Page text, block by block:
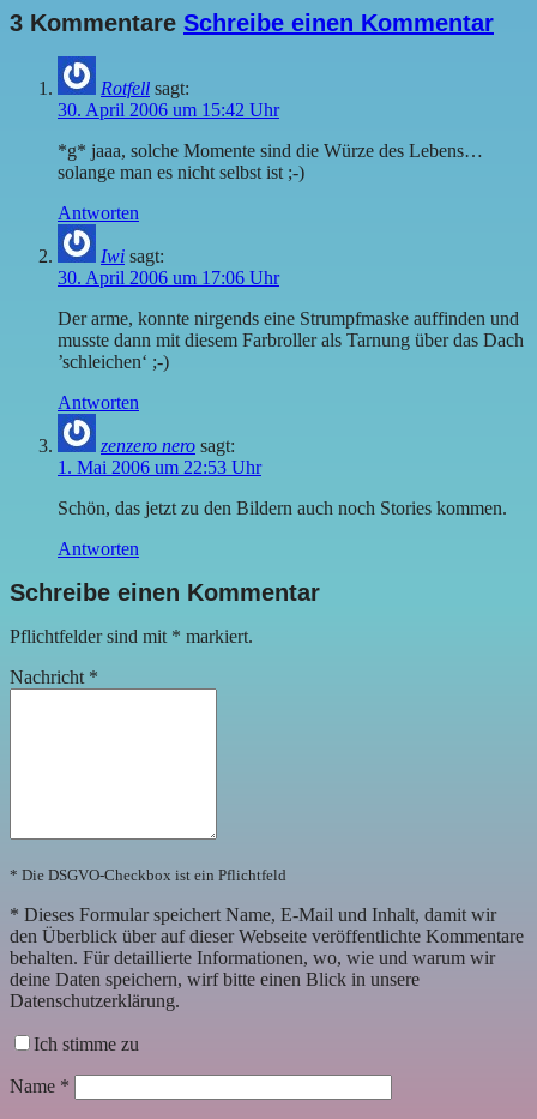
3 Kommentare Schreibe einen Kommentar
Rotfell sagt:
30. April 2006 um 15:42 Uhr
*g* jaaa, solche Momente sind die Würze des Lebens…
solange man es nicht selbst ist ;-)
Antworten
Iwi sagt:
30. April 2006 um 17:06 Uhr
Der arme, konnte nirgends eine Strumpfmaske auffinden und
musste dann mit diesem Farbroller als Tarnung über das Dach
’schleichen‘ ;-)
Antworten
zenzero nero sagt:
1. Mai 2006 um 22:53 Uhr
Schön, das jetzt zu den Bildern auch noch Stories kommen.
Antworten
Schreibe einen Kommentar
Pflichtfelder sind mit * markiert.
Nachricht *
* Die DSGVO-Checkbox ist ein Pflichtfeld
* Dieses Formular speichert Name, E-Mail und Inhalt, damit wir
den Überblick über auf dieser Webseite veröffentlichte Kommentare
behalten. Für detaillierte Informationen, wo, wie und warum wir
deine Daten speichern, wirf bitte einen Blick in unsere
Datenschutzerklärung.
Ich stimme zu
Name *